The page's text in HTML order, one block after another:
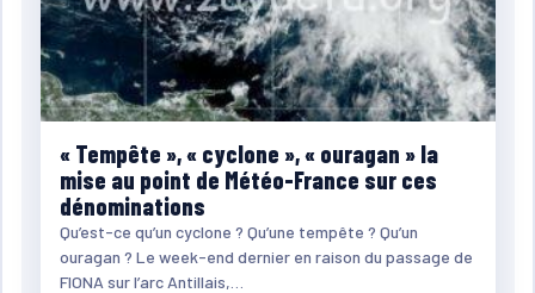
« Tempête », « cyclone », « ouragan » la
mise au point de Météo-France sur ces
dénominations
Qu’est-ce qu’un cyclone ? Qu’une tempête ? Qu’un
ouragan ? Le week-end dernier en raison du passage de
FIONA sur l’arc Antillais,…